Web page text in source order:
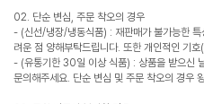
02. 단순 변심, 주문 착오의 경우
- (신선/냉장/냉동식품) : 재판매가 불가능한
려운 점 양해부탁드립니다. 또한 개인적인 기
- (유통기한 30일 이상 식품) : 상품을 받으신
문의해주세요. 단순 변심 및 주문 착오의 경우